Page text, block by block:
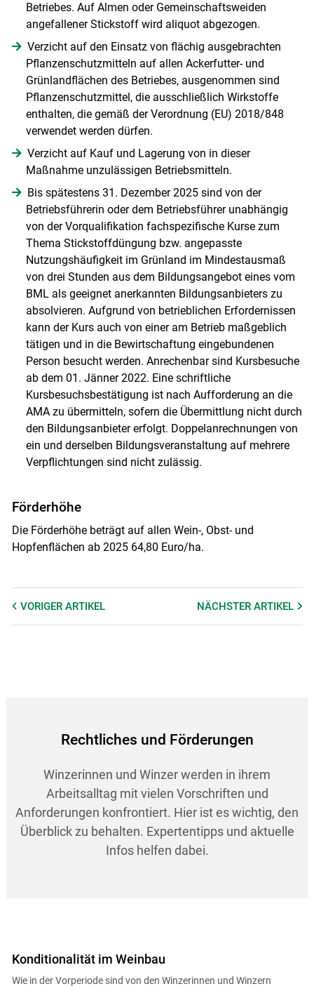
Skip to main content
Betriebes. Auf Almen oder Gemeinschaftsweiden
angefallener Stickstoff wird aliquot abgezogen.
Verzicht auf den Einsatz von flächig ausgebrachten
Pflanzenschutzmitteln auf allen Ackerfutter- und
Grünlandflächen des Betriebes, ausgenommen sind
Pflanzenschutzmittel, die ausschließlich Wirkstoffe
enthalten, die gemäß der Verordnung (EU) 2018/848
verwendet werden dürfen.
Verzicht auf Kauf und Lagerung von in dieser
Maßnahme unzulässigen Betriebsmitteln.
Bis spätestens 31. Dezember 2025 sind von der
Betriebsführerin oder dem Betriebsführer unabhängig
von der Vorqualifikation fachspezifische Kurse zum
Thema Stickstoffdüngung bzw. angepasste
Nutzungshäufigkeit im Grünland im Mindestausmaß
von drei Stunden aus dem Bildungsangebot eines vom
BML als geeignet anerkannten Bildungsanbieters zu
absolvieren. Aufgrund von betrieblichen Erfordernissen
kann der Kurs auch von einer am Betrieb maßgeblich
tätigen und in die Bewirtschaftung eingebundenen
Person besucht werden. Anrechenbar sind Kursbesuche
ab dem 01. Jänner 2022. Eine schriftliche
Kursbesuchsbestätigung ist nach Aufforderung an die
AMA zu übermitteln, sofern die Übermittlung nicht durch
den Bildungsanbieter erfolgt. Doppelanrechnungen von
ein und derselben Bildungsveranstaltung auf mehrere
Verpflichtungen sind nicht zulässig.
Förderhöhe
Die Förderhöhe beträgt auf allen Wein-, Obst- und
Hopfenflächen ab 2025 64,80 Euro/ha.
VORIGER ARTIKEL NÄCHSTERARTIKEL
Rechtliches und Förderungen
Winzerinnen und Winzer werden in ihrem
Arbeitsalltag mit vielen Vorschriften und
Anforderungen konfrontiert. Hier ist es wichtig, den
Überblick zu behalten. Expertentipps und aktuelle
Infos helfen dabei.
Konditionalität im Weinbau
Wie in der Vorperiode sind von den Winzerinnen und Winzern